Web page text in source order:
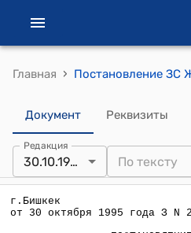
Главная ›
Документ Реквизиты
Редакция
30.10.1995